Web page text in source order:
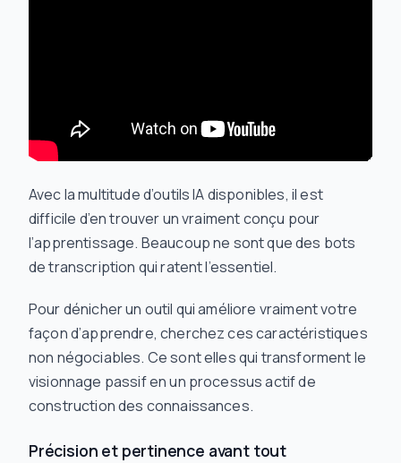
Avec la multitude d’outils IA disponibles, il est
difficile d’en trouver un vraiment conçu pour
l’apprentissage. Beaucoup ne sont que des bots
de transcription qui ratent l’essentiel.
Pour dénicher un outil qui améliore vraiment votre
façon d’apprendre, cherchez ces caractéristiques
non négociables. Ce sont elles qui transforment le
visionnage passif en un processus actif de
construction des connaissances.
Précision et pertinence avant tout